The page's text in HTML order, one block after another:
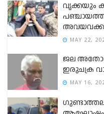
വൃക്കയും
MAY 22,
ജല
ഇരുചക്ര
MAY 16,